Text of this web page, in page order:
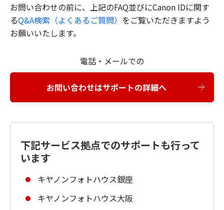
お問い合わせの前に、上記のFAQ並びにCanon IDに関す
るQ&A検索（よくあるご質問） をご覧いただきますよう
お願いいたします。
電話・メールでの
お問い合わせはサポートの詳細へ
下記サービス拠点でのサポートも行って
います
キヤノンフォトハウス銀座
キヤノンフォトハウス大阪